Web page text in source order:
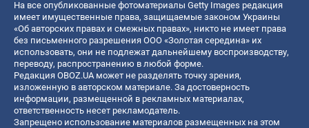
На все опубликованные фотоматериалы Getty Images редакция
имеет имущественные права, защищаемые законом Украины
«Об авторских правах и смежных правах», никто не имеет права
без письменного разрешения ООО «Золотая середина» их
использовать, они не подлежат дальнейшему воспроизводству,
переводу, распространению в любой форме.
Редакция OBOZ.UA может не разделять точку зрения,
изложенную в авторском материале. За достоверность
информации, размещенной в рекламных материалах,
ответственность несет рекламодатель.
Запрещено использование материалов размещенных на этом